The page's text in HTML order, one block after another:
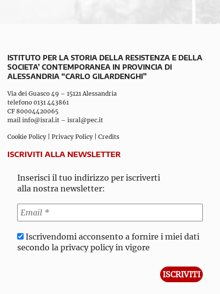
ISTITUTO PER LA STORIA DELLA RESISTENZA E DELLA
SOCIETA’ CONTEMPORANEA IN PROVINCIA DI
ALESSANDRIA “CARLO GILARDENGHI”
Via dei Guasco 49 – 15121 Alessandria
telefono 0131 443861
CF 80004420065
mail info@isral.it – isral@pec.it
Cookie Policy Privacy Policy Credits
ISCRIVITI ALLA NEWSLETTER
Inserisci il tuo indirizzo per iscriverti
alla nostra newsletter:
Iscrivendomi acconsento a fornire i miei dati
secondo la privacy policy in vigore